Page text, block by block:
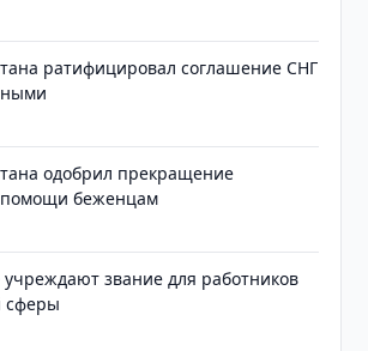
ратифицировал соглашение СНГ
одобрил прекращение
беженцам
учреждают звание для работников
сферы